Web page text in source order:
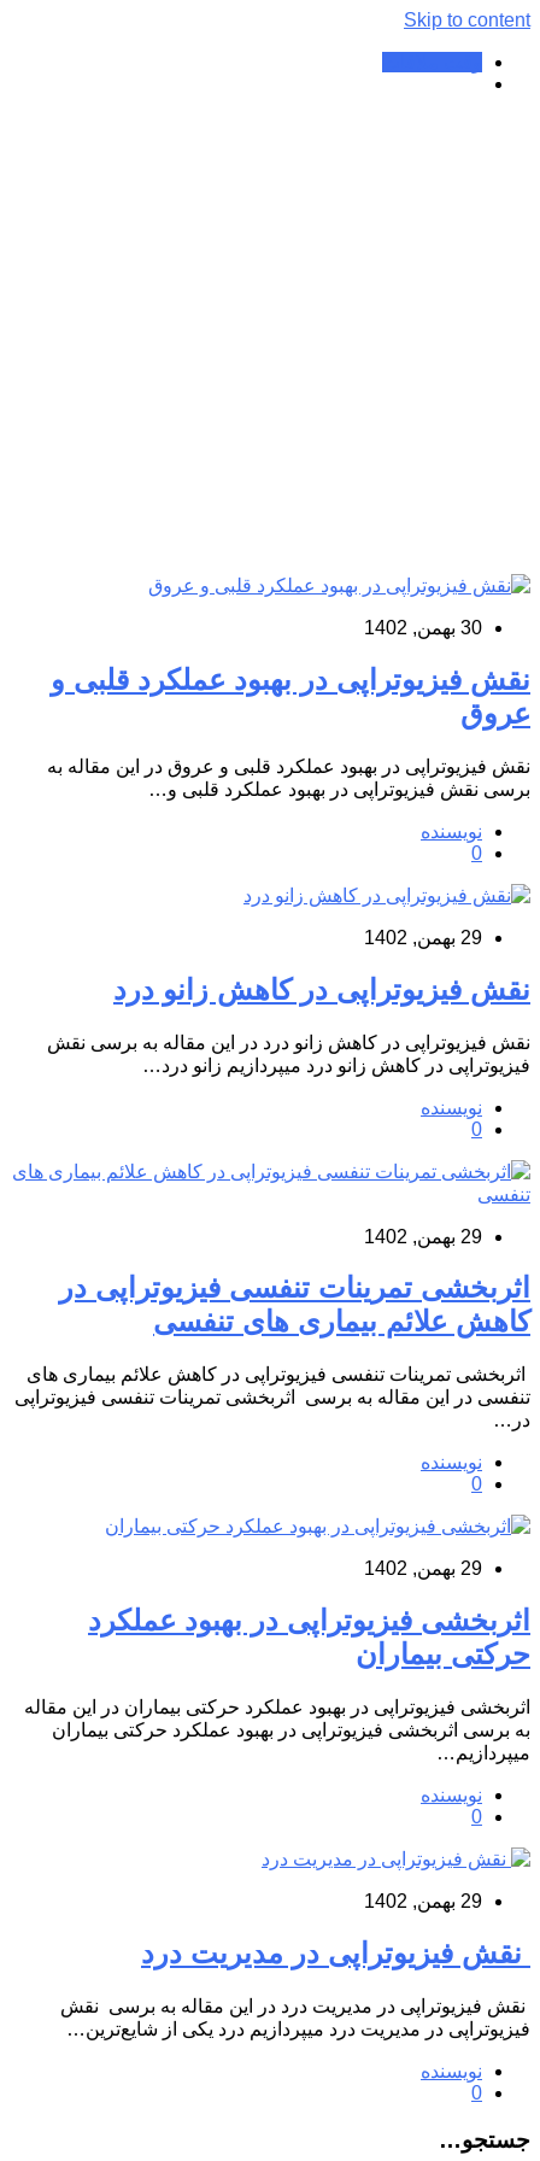
Skip to content
30 بهمن, 1402
نقش فیزیوتراپی در بهبود عملکرد قلبی و
عروق
نقش فیزیوتراپی در بهبود عملکرد قلبی و عروق در این مقاله به
برسی نقش فیزیوتراپی در بهبود عملکرد قلبی و…
نویسنده
0
29 بهمن, 1402
نقش فیزیوتراپی در کاهش زانو درد
نقش فیزیوتراپی در کاهش زانو درد در این مقاله به برسی نقش
فیزیوتراپی در کاهش زانو درد میپردازیم زانو درد…
نویسنده
0
29 بهمن, 1402
اثربخشی تمرینات تنفسی فیزیوتراپی در
کاهش علائم بیماری های تنفسی
اثربخشی تمرینات تنفسی فیزیوتراپی در کاهش علائم بیماری های
تنفسی در این مقاله به برسی اثربخشی تمرینات تنفسی فیزیوتراپی
در…
نویسنده
0
29 بهمن, 1402
اثربخشی فیزیوتراپی در بهبود عملکرد
حرکتی بیماران
اثربخشی فیزیوتراپی در بهبود عملکرد حرکتی بیماران در این مقاله
به برسی اثربخشی فیزیوتراپی در بهبود عملکرد حرکتی بیماران
میپردازیم…
نویسنده
0
29 بهمن, 1402
نقش فیزیوتراپی در مدیریت درد
نقش فیزیوتراپی در مدیریت درد در این مقاله به برسی نقش
فیزیوتراپی در مدیریت درد میپردازیم درد یکی از شایع‌ترین…
نویسنده
0
جستجو…